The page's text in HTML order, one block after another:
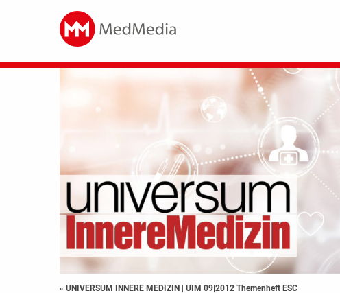
« UNIVERSUM INNERE MEDIZIN | UIM 09|2012 Themenheft ESC